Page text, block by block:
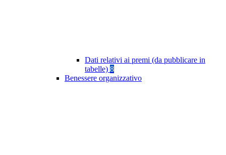
Dati relativi ai premi (da pubblicare in
tabelle) 8
Benessere organizzativo